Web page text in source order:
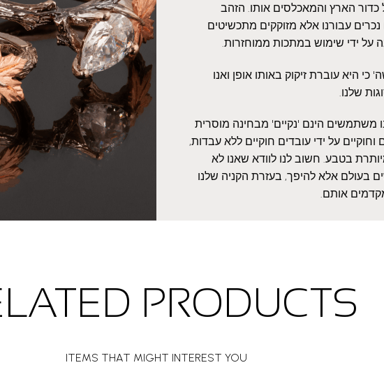
הארץ והמאכלסים אותו. הזהב
עבורנו אלא מזוקקים מתכשיטים
על ידי שימוש במתכות ממוחזרות.
היא עוברת זיקוק באותו אופן ואנו
שלנו.
משתמשים הינם 'נקיים' מבחינה מוסרית
על ידי עובדים חוקיים ללא עבדות,
בטבע. חשוב לנו לוודא שאנו לא
בעולם אלא להיפך, בעזרת הקניה שלנו
אותם.
PRODUCTS
ITEMS THAT MIGHT INTEREST YOU